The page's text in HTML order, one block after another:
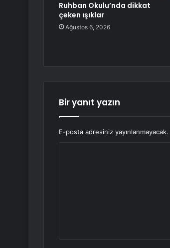
Ruhban Okulu’nda dikkat
çeken ışıklar
Ağustos 6, 2026
Bir yanıt yazın
E-posta adresiniz yayınlanmayacak.